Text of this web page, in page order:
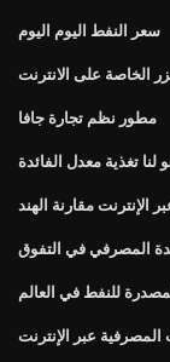
سعر النفط اليوم اليوم
الخاصة على الانترنت
مطور نظم تجارة جافا
لنا تغذية معدل الفائدة
مقارنة الهند
المصرفي في التفوق
للنفط في العالم
عبر الإنترنت